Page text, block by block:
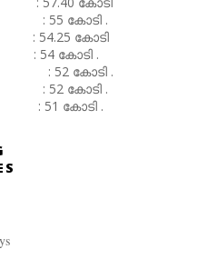
കോടി .
54.25 കോടി
കോടി .
കോടി .
കോടി .
കോടി .